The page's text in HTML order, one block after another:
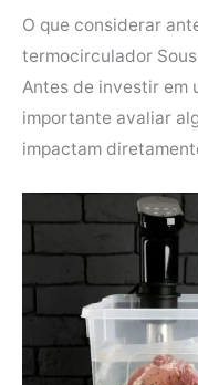
O que considerar
termocirculador
Antes de investir em
importante avaliar
impactam